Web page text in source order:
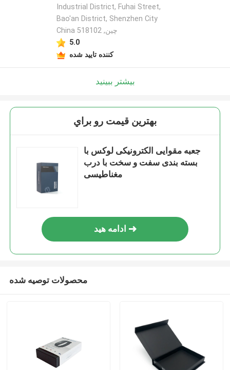
Industrial District, Fuhai Street,
Bao'an District, Shenzhen City
China 518102 ,چین
5.0
کننده تایید شده
بیشتر ببینید
بهترين قيمت رو براي
جعبه مقوایی الکترونیکی لوکس با
بسته بندی سفت و سخت با درب
مغناطیسی
ادامه هید
محصولات توصیه شده